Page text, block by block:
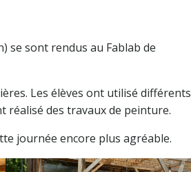
se sont rendus au Fablab de
Les élèves ont utilisé différents
réalisé des travaux de peinture.
journée encore plus agréable.